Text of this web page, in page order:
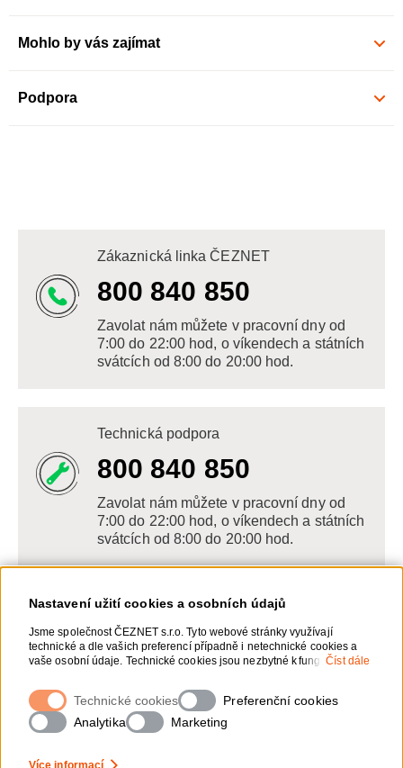
Nastavení užití cookies a osobních údajů
Jsme společnost ČEZNET s.r.o. Tyto webové stránky využívají
technické a dle vašich preferencí případně i netechnické cookies a
vaše osobní údaje. Technické cookies jsou nezbytné k fungování
webové stránky vašim preferencím, k personalizaci reklam a
analytice. Pro sběr a zpracování netechnických cookies a vašich
osobních údajů, nám můžete udělit souhlas. Bližší informace o vašich
právech, zpracování osobních údajů, včetně možnosti odvolání
Číst dále
Technické cookies
Preferenční cookies
Analytika
Marketing
Více informací
Mohlo by vás zajímat
Podpora
Zákaznická linka ČEZNET
800 840 850
Zavolat nám můžete v pracovní dny od
7:00 do 22:00 hod, o víkendech a státních
svátcích od 8:00 do 20:00 hod.
Technická podpora
800 840 850
Zavolat nám můžete v pracovní dny od
7:00 do 22:00 hod, o víkendech a státních
svátcích od 8:00 do 20:00 hod.
Napište nám
POSLAT VZKAZ
Zanechte nám vzkaz online, my se vám
ozveme zpět